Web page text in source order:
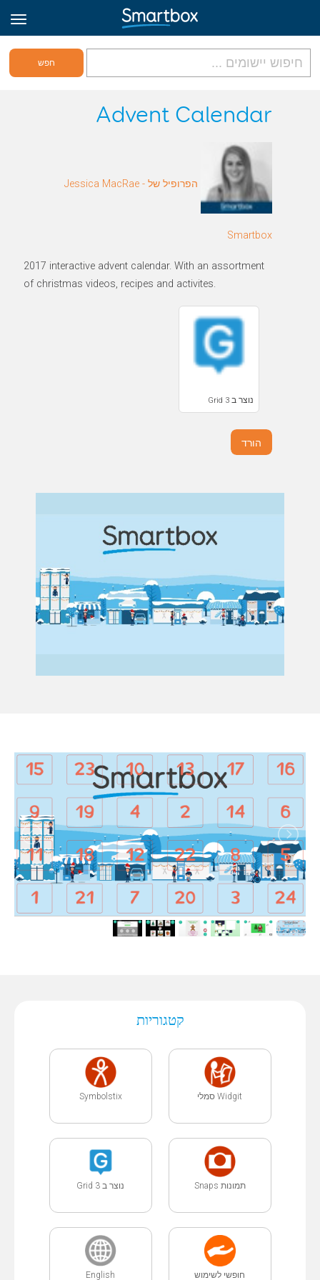
גריד אונליין
הירשם לאתר
Advent Calendar
הפרופיל של Jessica MacRae -
Smartbox
2017 interactive advent calendar. With an assortment
of christmas videos, recipes and activites.
נוצר ב Grid 3
הורד
קטגוריות
Widgit סמלי Symbolstix
תמונות Snaps נוצר ב Grid 3
חופשי לשימוש English